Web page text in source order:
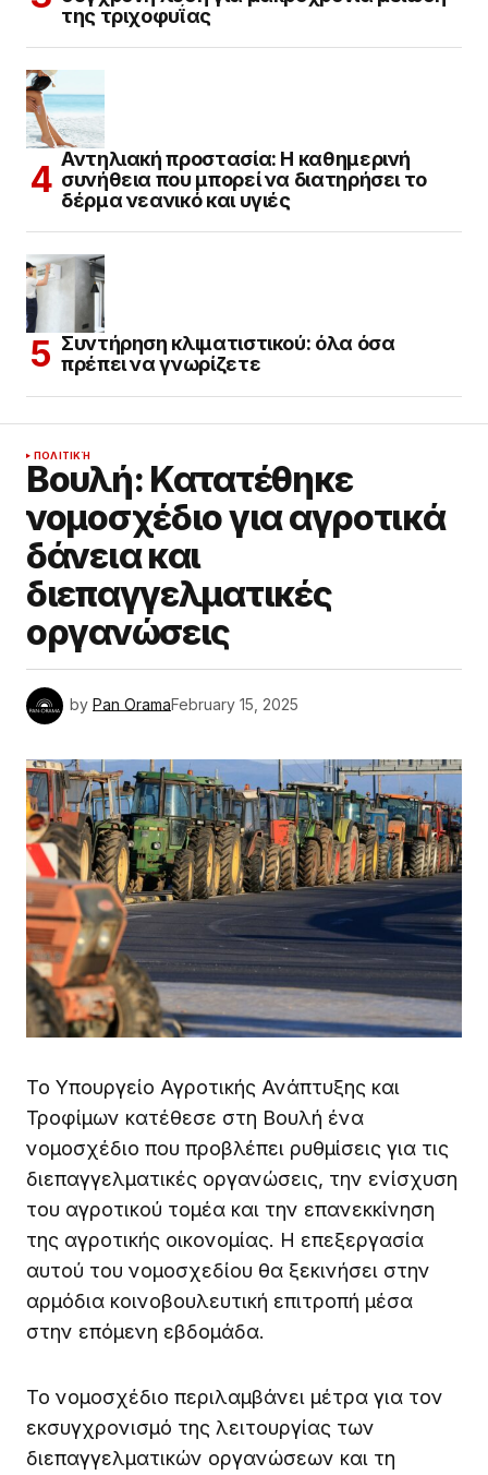
της τριχοφυΐας
Αντηλιακή προστασία: Η καθημερινή
συνήθεια που μπορεί να διατηρήσει το
δέρμα νεανικό και υγιές
Συντήρηση κλιματιστικού: όλα όσα
πρέπει να γνωρίζετε
ΠΟΛΙΤΙΚΉ
Βουλή: Κατατέθηκε
νομοσχέδιο για αγροτικά
δάνεια και
διεπαγγελματικές
οργανώσεις
by Pan OramaFebruary 15, 2025
Το Υπουργείο Αγροτικής Ανάπτυξης και
Τροφίμων κατέθεσε στη Βουλή ένα
νομοσχέδιο που προβλέπει ρυθμίσεις για τις
διεπαγγελματικές οργανώσεις, την ενίσχυση
του αγροτικού τομέα και την επανεκκίνηση
της αγροτικής οικονομίας. Η επεξεργασία
αυτού του νομοσχεδίου θα ξεκινήσει στην
αρμόδια κοινοβουλευτική επιτροπή μέσα
στην επόμενη εβδομάδα.
Το νομοσχέδιο περιλαμβάνει μέτρα για τον
εκσυγχρονισμό της λειτουργίας των
διεπαγγελματικών οργανώσεων και τη